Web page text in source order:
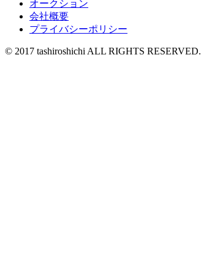
オークション
会社概要
プライバシーポリシー
© 2017 tashiroshichi ALL RIGHTS RESERVED.